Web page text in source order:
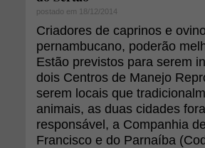
postado em 18/12/2014
Criadores de caprinos e
pernambucano, poderão
Estão previstos para serem
dois Centros de Manejo
serem locais que
animais, as duas cidades
responsável, a Companhia
Francisco e do Parnaíba